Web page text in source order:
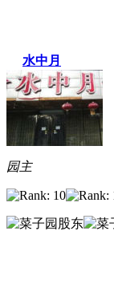
水中月
园主